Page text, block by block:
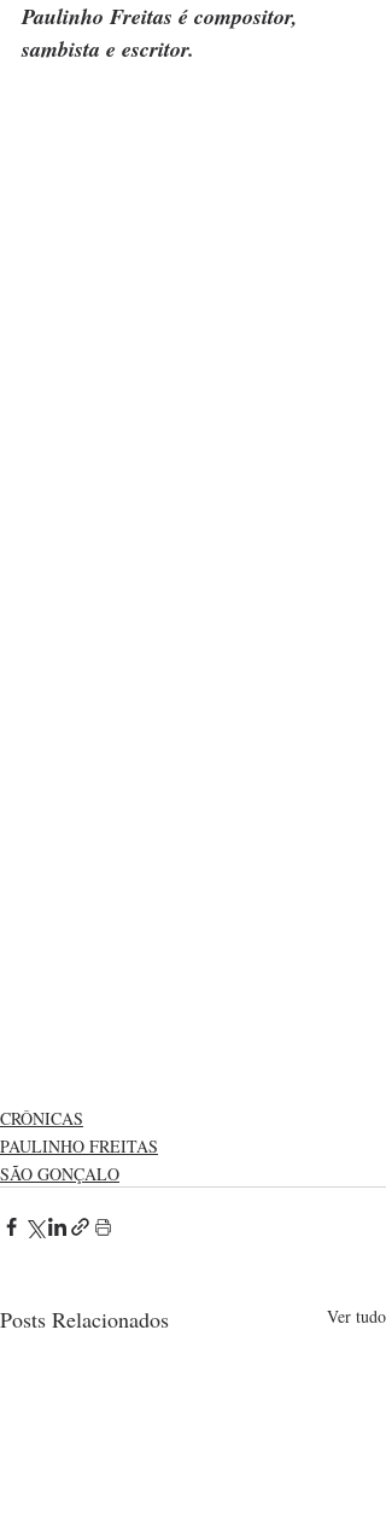
Paulinho Freitas é compositor,
sambista e escritor.
CRÔNICAS
PAULINHO FREITAS
SÃO GONÇALO
Posts Relacionados Ver tudo